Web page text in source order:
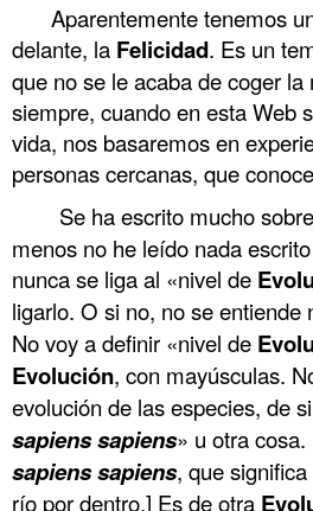
Aparentemente tenemos
delante, la Felicidad. Es un
que no se le acaba de coger
siempre, cuando en esta Web
vida, nos basaremos en
personas cercanas, que
Se ha escrito mucho
menos no he leído nada
nunca se liga al «nivel de
ligarlo. O si no, no se entiende
No voy a definir «nivel de
Evolución, con mayúsculas.
evolución de las especies, de
sapiens sapiens» u otra
sapiens sapiens, que
río por dentro.] Es de otra